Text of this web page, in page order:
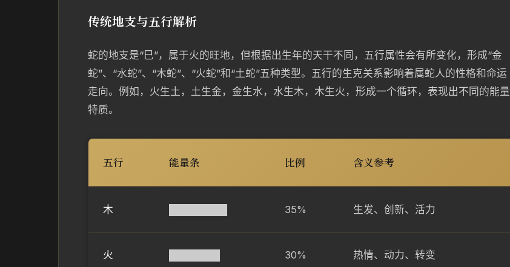
传统地支与五行解析
蛇的地支是“巳”，属于火的旺地，但根据出生年的天干不同，五行属性会有所变化，形成“金
蛇”、“水蛇”、“木蛇”、“火蛇”和“土蛇”五种类型。五行的生克关系影响着属蛇人的性格和命运
走向。例如，火生土，土生金，金生水，水生木，木生火，形成一个循环，表现出不同的能量
特质。
五行 能量条 比例 含义参考
木 35% 生发、创新、活力
火 30% 热情、动力、转变